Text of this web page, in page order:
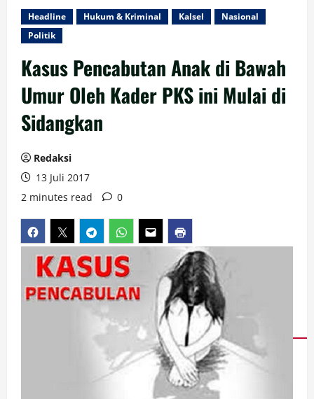
Headline Hukum & Kriminal Kalsel
Nasional
Politik
Kasus Pencabutan Anak di Bawah
Umur Oleh Kader PKS ini Mulai di
Sidangkan
Redaksi
13 Juli 2017
2 minutes read
0